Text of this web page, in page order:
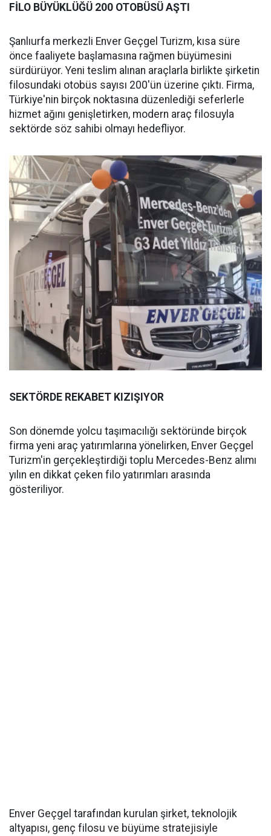
FİLO BÜYÜKLÜĞÜ 200 OTOBÜSÜ AŞTI
Şanlıurfa merkezli Enver Geçgel Turizm, kısa süre
önce faaliyete başlamasına rağmen büyümesini
sürdürüyor. Yeni teslim alınan araçlarla birlikte şirketin
filosundaki otobüs sayısı 200'ün üzerine çıktı. Firma,
Türkiye'nin birçok noktasına düzenlediği seferlerle
hizmet ağını genişletirken, modern araç filosuyla
sektörde söz sahibi olmayı hedefliyor.
SEKTÖRDE REKABET KIZIŞIYOR
Son dönemde yolcu taşımacılığı sektöründe birçok
firma yeni araç yatırımlarına yönelirken, Enver Geçgel
Turizm'in gerçekleştirdiği toplu Mercedes-Benz alımı
yılın en dikkat çeken filo yatırımları arasında
gösteriliyor.
Enver Geçgel tarafından kurulan şirket, teknolojik
altyapısı, genç filosu ve büyüme stratejisiyle